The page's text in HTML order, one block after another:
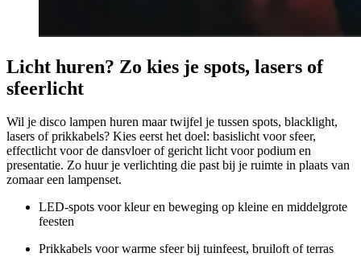
Licht huren? Zo kies je spots, lasers of
sfeerlicht
Wil je disco lampen huren maar twijfel je tussen spots, blacklight,
lasers of prikkabels? Kies eerst het doel: basislicht voor sfeer,
effectlicht voor de dansvloer of gericht licht voor podium en
presentatie. Zo huur je verlichting die past bij je ruimte in plaats van
zomaar een lampenset.
LED-spots voor kleur en beweging op kleine en middelgrote
feesten
Prikkabels voor warme sfeer bij tuinfeest, bruiloft of terras